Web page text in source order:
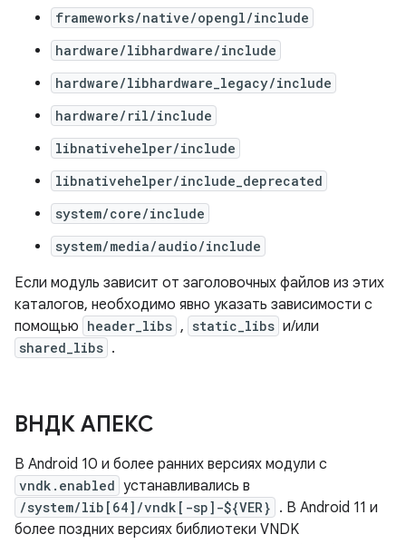
frameworks/native/opengl/include
hardware/libhardware/include
hardware/libhardware_legacy/include
hardware/ril/include
libnativehelper/include
libnativehelper/include_deprecated
system/core/include
system/media/audio/include
Если модуль зависит от заголовочных файлов из этих
каталогов, необходимо явно указать зависимости с
помощью header_libs , static_libs и/или
shared_libs .
ВНДК АПЕКС
В Android 10 и более ранних версиях модули с
vndk.enabled устанавливались в
/system/lib[64]/vndk[-sp]-${VER} . В Android 11 и
более поздних версиях библиотеки VNDK